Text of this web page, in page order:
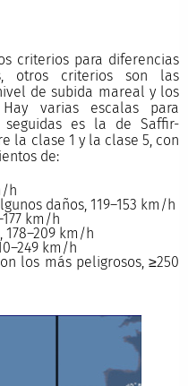
criterios para diferencias
otros criterios son las
de subida mareal y los
varias escalas para
es la de Saffir-
la clase 1 y la clase 5, con
de:
h
daños, 119–153 km/h
km/h
178–209 km/h
km/h
los más peligrosos, ≥250